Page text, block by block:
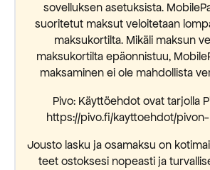
sovelluksen asetuksista.
suoritetut maksut veloitetaan
maksukortilta. Mikäli maksun
maksukortilta epäonnistuu,
maksaminen ei ole mahdollista
Pivo: Käyttöehdot ovat tarjolla
https://pivo.fi/kayttoehdot/
Jousto lasku ja osamaksu on
teet ostoksesi nopeasti ja